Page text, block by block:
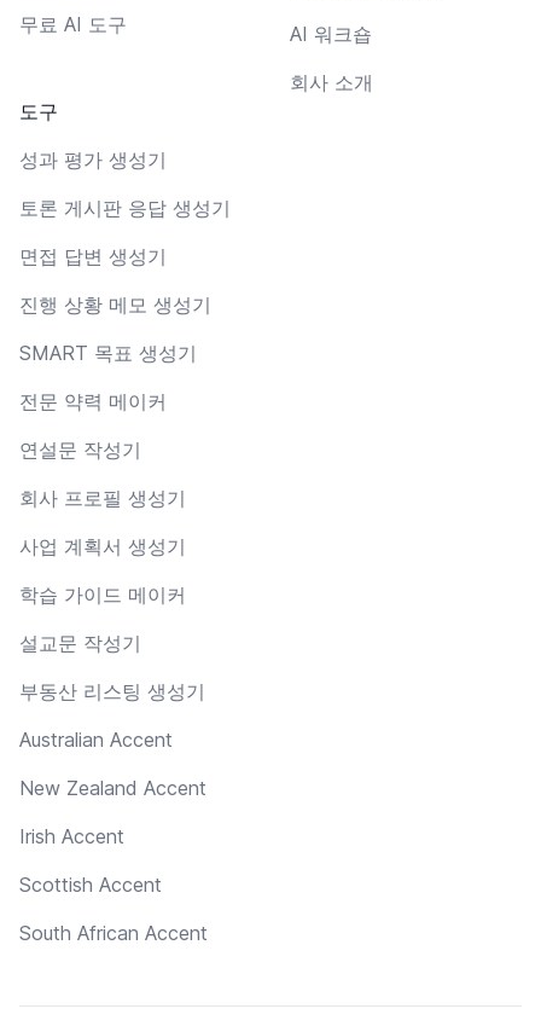
무료 AI 도구
도구
성과 평가 생성기
토론 게시판 응답 생성기
면접 답변 생성기
진행 상황 메모 생성기
SMART 목표 생성기
전문 약력 메이커
연설문 작성기
회사 프로필 생성기
사업 계획서 생성기
학습 가이드 메이커
설교문 작성기
부동산 리스팅 생성기
Australian Accent
New Zealand Accent
Irish Accent
Scottish Accent
South African Accent
AI 워크숍
회사 소개